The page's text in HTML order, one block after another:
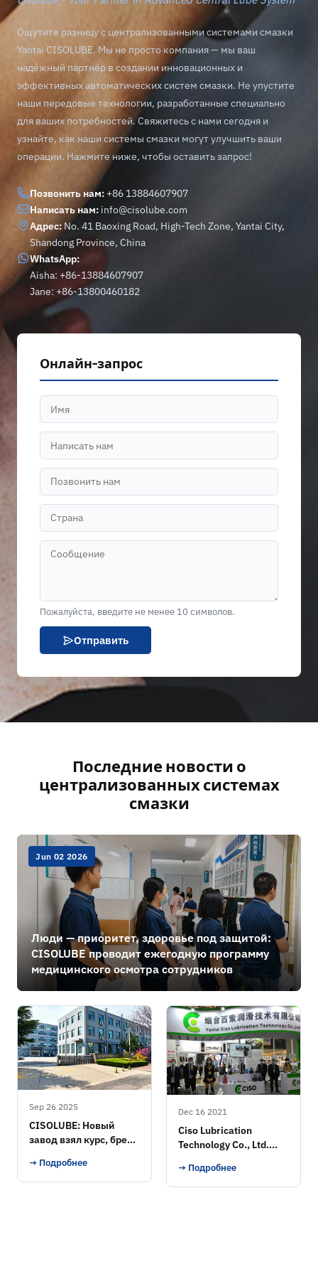
Ощутите разницу с централизованными системами смазки
Yantai CISOLUBE. Мы не просто компания — мы ваш
надёжный партнёр в создании инновационных и
эффективных автоматических систем смазки. Не упустите
наши передовые технологии, разработанные специально
для ваших потребностей. Свяжитесь с нами сегодня и
узнайте, как наши системы смазки могут улучшить ваши
операции. Нажмите ниже, чтобы оставить запрос!
Позвонить нам: +86 13884607907
Написать нам: info@cisolube.com
Адрес: No. 41 Baoxing Road, High-Tech Zone, Yantai City,
Shandong Province, China
WhatsApp:
Aisha: +86-13884607907
Jane: +86-13800460182
Онлайн-запрос
Пожалуйста, введите не менее 10 символов.
Отправить
Последние новости о
централизованных системах
смазки
Jun 02 2026
Люди — приоритет, здоровье под защитой:
CISOLUBE проводит ежегодную программу
медицинского осмотра сотрудников
Sep 26 2025
CISOLUBE: Новый
завод взял курс, бренд
→ Подробнее
Dec 16 2021
Ciso Lubrication
Technology Co., Ltd.
→ Подробнее